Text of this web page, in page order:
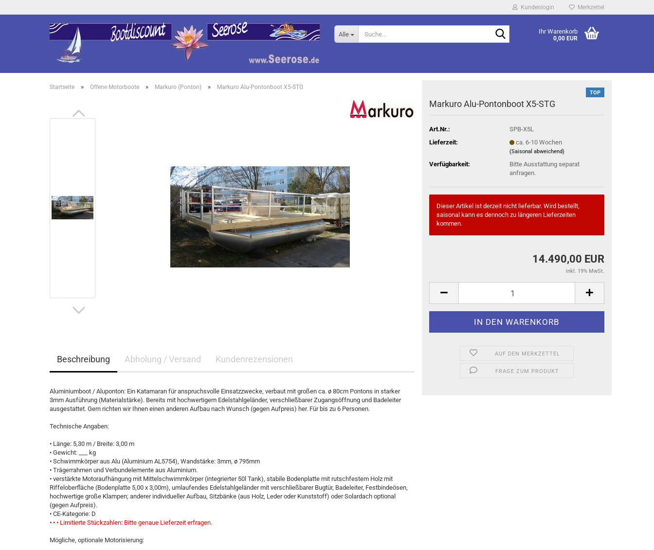
Kundenlogin Merkzettel
Alle Ihr Warenkorb
0,00 EUR
Startseite » Offene Motorboote » Markuro (Ponton) » Markuro Alu-Pontonboot X5-STG
TOP
Markuro Alu-Pontonboot X5-STG
Art.Nr.:
SPB-X5L
Lieferzeit:
ca. 6-10 Wochen
(Saisonal abweichend)
Verfügbarkeit:
Bitte Ausstattung separat
anfragen.
Dieser Artikel ist derzeit nicht lieferbar. Wird bestellt,
saisonal kann es dennoch zu längeren Lieferzeiten
kommen.
14.490,00 EUR
inkl. 19% MwSt.
AUF DEN MERKZETTEL
FRAGE ZUM PRODUKT
Beschreibung Abholung / Versand Kundenrezensionen
Aluminiumboot / Aluponton: Ein Katamaran für anspruchsvolle Einsatzzwecke, verbaut mit großen ca. ø 80cm Pontons in starker
3mm Ausführung (Materialstärke). Bereits mit hochwertigem Edelstahlgeländer, verschließbarer Zugangsöffnung und Badeleiter
ausgestattet. Gern richten wir Ihnen einen anderen Aufbau nach Wunsch (gegen Aufpreis) her. Für bis zu 6 Personen.
Technische Angaben:
• Länge: 5,30 m / Breite: 3,00 m
• Gewicht: ___ kg
• Schwimmkörper aus Alu (Aluminium AL5754), Wandstärke: 3mm, ø 795mm
• Trägerrahmen und Verbundelemente aus Aluminium.
• verstärkte Motoraufhängung mit Mittelschwimmkörper (integrierter 50l Tank), stabile Bodenplatte mit rutschfestem Holz mit
Riffeloberfläche (Bodenplatte 5,00 x 3,00m), umlaufendes Edelstahlgeländer mit verschließbarer Bugtür, Badeleiter, Festbindeösen,
hochwertige große Klampen; anderer individueller Aufbau, Sitzbänke (aus Holz, Leder oder Kunststoff) oder Solardach optional
(gegen Aufpreis).
• CE-Kategorie: D
• • • Limitierte Stückzahlen: Bitte genaue Lieferzeit erfragen.
Mögliche, optionale Motorisierung: